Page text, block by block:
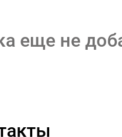
еще не